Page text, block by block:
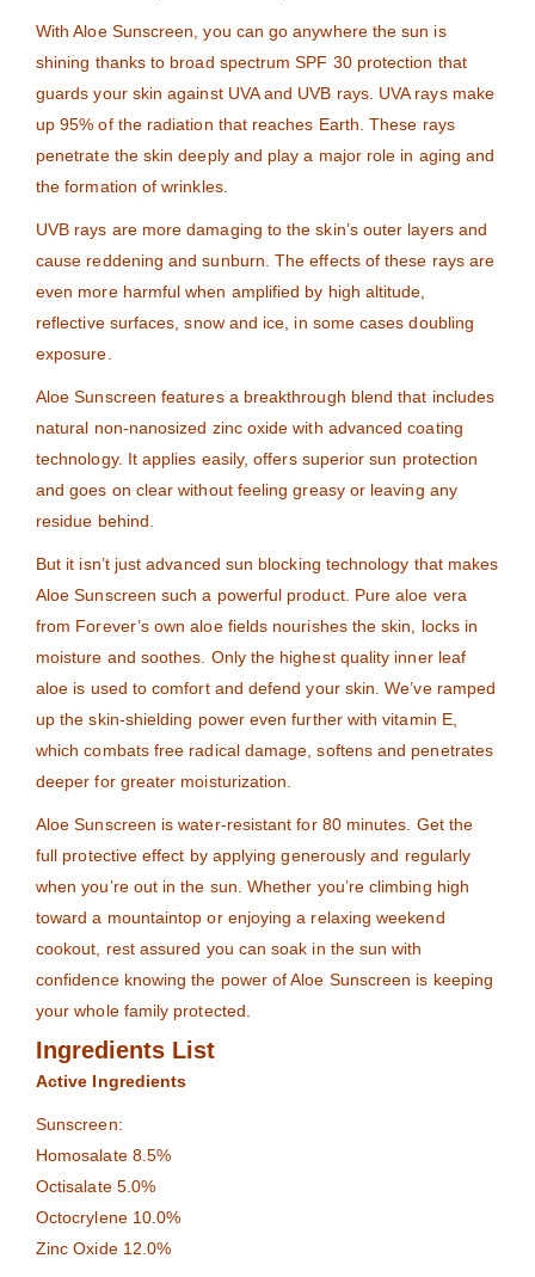
With Aloe Sunscreen, you can go anywhere the sun is
shining thanks to broad spectrum SPF 30 protection that
guards your skin against UVA and UVB rays. UVA rays make
up 95% of the radiation that reaches Earth. These rays
penetrate the skin deeply and play a major role in aging and
the formation of wrinkles.
UVB rays are more damaging to the skin’s outer layers and
cause reddening and sunburn. The effects of these rays are
even more harmful when amplified by high altitude,
reflective surfaces, snow and ice, in some cases doubling
exposure.
Aloe Sunscreen features a breakthrough blend that includes
natural non-nanosized zinc oxide with advanced coating
technology. It applies easily, offers superior sun protection
and goes on clear without feeling greasy or leaving any
residue behind.
But it isn’t just advanced sun blocking technology that makes
Aloe Sunscreen such a powerful product. Pure aloe vera
from Forever’s own aloe fields nourishes the skin, locks in
moisture and soothes. Only the highest quality inner leaf
aloe is used to comfort and defend your skin. We’ve ramped
up the skin-shielding power even further with vitamin E,
which combats free radical damage, softens and penetrates
deeper for greater moisturization.
Aloe Sunscreen is water-resistant for 80 minutes. Get the
full protective effect by applying generously and regularly
when you’re out in the sun. Whether you’re climbing high
toward a mountaintop or enjoying a relaxing weekend
cookout, rest assured you can soak in the sun with
confidence knowing the power of Aloe Sunscreen is keeping
your whole family protected.
Ingredients List
Active Ingredients
Sunscreen:
Homosalate 8.5%
Octisalate 5.0%
Octocrylene 10.0%
Zinc Oxide 12.0%